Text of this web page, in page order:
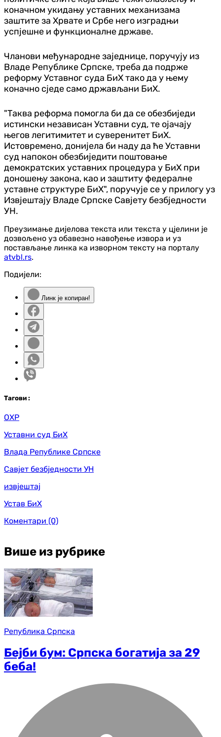
коначном укидању уставних механизама
заштите за Хрвате и Србе него изградњи
успјешне и функционалне државе.
Чланови међународне заједнице, поручују из
Владе Републике Српске, треба да подрже
реформу Уставног суда БиХ тако да у њему
коначно сједе само држављани БиХ.
"Таква реформа помогла би да се обезбиједи
истински независан Уставни суд, те ојачају
његов легитимитет и суверенитет БиХ.
Истовремено, донијела би наду да ће Уставни
суд напокон обезбиједити поштовање
демократских уставних процедура у БиХ при
доношењу закона, као и заштиту федералне
уставне структуре БиХ", поручује се у прилогу уз
Извјештају Владе Српске Савјету безбједности
УН.
Преузимање дијелова текста или текста у цјелини је
дозвољено уз обавезно навођење извора и уз
постављање линка ка изворном тексту на порталу
atvbl.rs.
Подијели:
Линк је копиран!
Тагови :
ОХР
Уставни суд БиХ
Влада Републике Српске
Савјет безбједности УН
извјештај
Устав БиХ
Коментари (0)
Више из рубрике
Република Српска
Бејби бум: Српска богатија за 29
беба!